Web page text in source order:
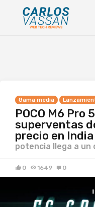
Gama media
POCO M6 Pro
superventas
precio en India
potencia llega a
0 1649 0